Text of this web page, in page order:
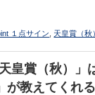
１点サイン 天皇賞（秋
皇賞（秋）」
が教えてくれ